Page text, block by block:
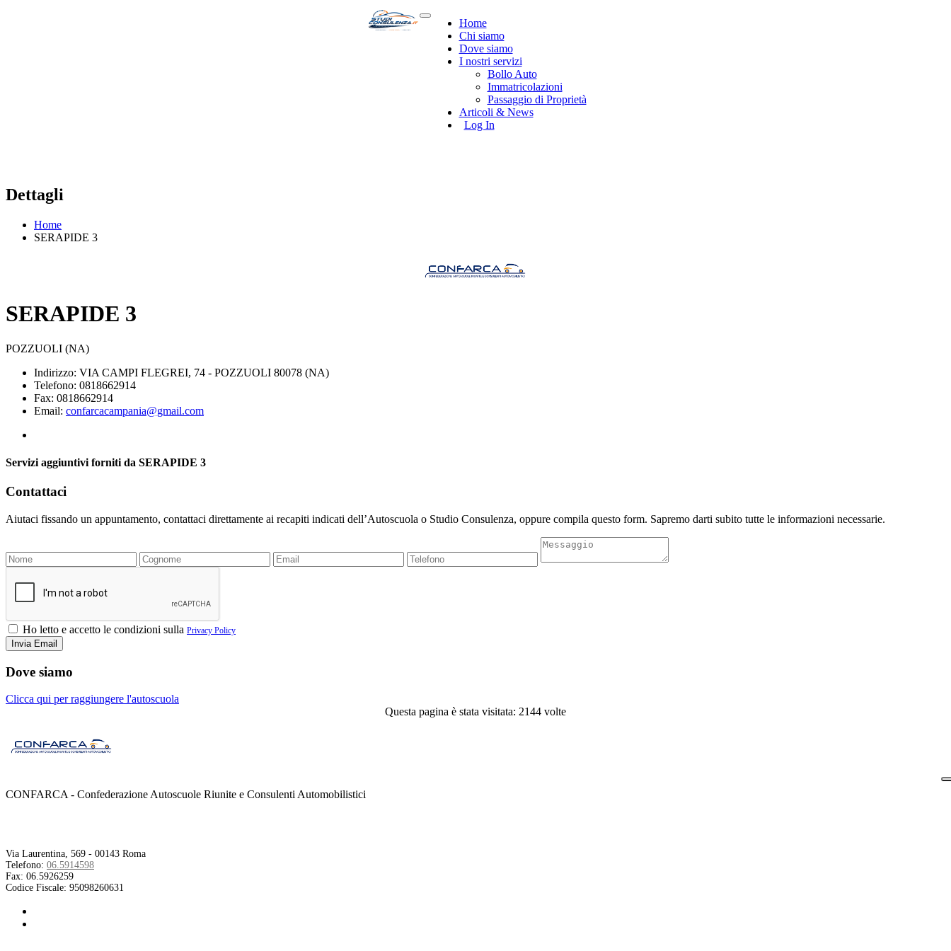
Home
Chi siamo
Dove siamo
I nostri servizi
Bollo Auto
Immatricolazioni
Passaggio di Proprietà
Articoli & News
Log In
Dettagli
Home
SERAPIDE 3
SERAPIDE 3
POZZUOLI (NA)
Indirizzo: VIA CAMPI FLEGREI, 74 - POZZUOLI 80078 (NA)
Telefono: 0818662914
Fax: 0818662914
Email: confarcacampania@gmail.com
Servizi aggiuntivi forniti da SERAPIDE 3
Contattaci
Aiutaci fissando un appuntamento, contattaci direttamente ai recapiti indicati dell’Autoscuola o Studio Consulenza, oppure compila questo form. Sapremo darti subito tutte le informazioni necessarie.
Ho letto e accetto le condizioni sulla Privacy Policy
Dove siamo
Clicca qui per raggiungere l'autoscuola
Questa pagina è stata visitata: 2144 volte
CONFARCA - Confederazione Autoscuole Riunite e Consulenti Automobilistici
Via Laurentina, 569 - 00143 Roma
Telefono: 06.5914598
Fax: 06.5926259
Codice Fiscale: 95098260631